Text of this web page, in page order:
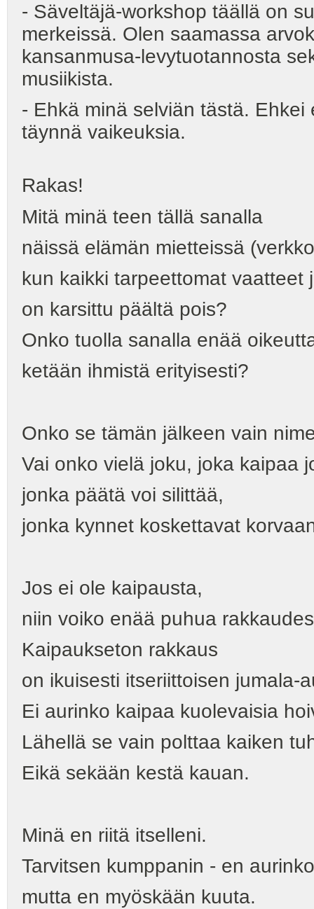
- Säveltäjä-workshop täällä on
merkeissä. Olen saamassa
kansanmusa-levytuotannosta
musiikista.
- Ehkä minä selviän tästä.
täynnä vaikeuksia.
Rakas!
Mitä minä teen tällä sanalla
näissä elämän mietteissä
kun kaikki tarpeettomat vaatteet
on karsittu päältä pois?
Onko tuolla sanalla enää
ketään ihmistä erityisesti?
Onko se tämän jälkeen vain
Vai onko vielä joku, joka kaipaa
jonka päätä voi silittää,
jonka kynnet koskettavat
Jos ei ole kaipausta,
niin voiko enää puhua
Kaipaukseton rakkaus
on ikuisesti itseriittoisen jumala-
Ei aurinko kaipaa kuolevaisia
Lähellä se vain polttaa kaiken
Eikä sekään kestä kauan.
Minä en riitä itselleni.
Tarvitsen kumppanin - en
mutta en myöskään kuuta.